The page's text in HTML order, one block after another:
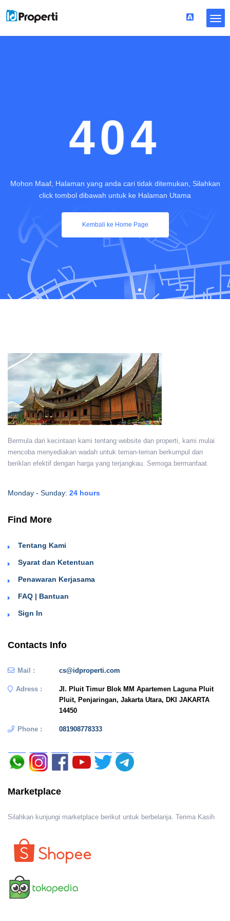
404
Mohon Maaf, Halaman yang anda cari tidak ditemukan, Silahkan
click tombol dibawah untuk ke Halaman Utama
Kembali ke Home Page
Bermula dari kecintaan kami tentang website dan properti, kami mulai
mencoba menyediakan wadah untuk teman-teman berkumpul dan
beriklan efektif dengan harga yang terjangkau. Semoga bermanfaat.
Monday - Sunday: 24 hours
Find More
Tentang Kami
Syarat dan Ketentuan
Penawaran Kerjasama
FAQ | Bantuan
Sign In
Contacts Info
Mail : cs@idproperti.com
Adress :
Jl. Pluit Timur Blok MM Apartemen Laguna Pluit
Pluit, Penjaringan, Jakarta Utara, DKI JAKARTA
14450
Phone : 081908778333
Marketplace
Silahkan kunjungi marketplace berikut untuk berbelanja. Terima Kasih